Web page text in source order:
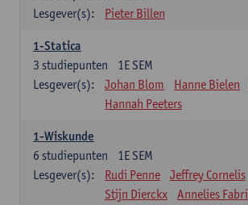
Lesgever(s):
Pieter Billen
1-Statica
1E SEM
3 studiepunten
Lesgever(s):
Johan Blom Hanne Bielen
Hannah Peeters
1-Wiskunde
1E SEM
6 studiepunten
Lesgever(s):
Rudi Penne Jeffrey Cornelis
Stijn Dierckx
Annelies Fabri